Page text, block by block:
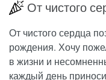
От чистого
От чистого сердца
рождения. Хочу
в жизни и
каждый день